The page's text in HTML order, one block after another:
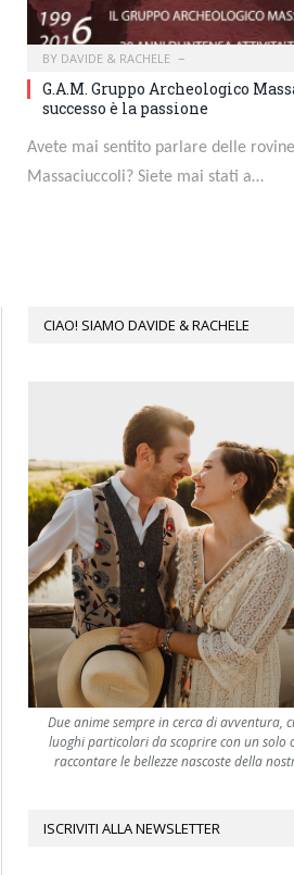
BY DAVIDE & RACHELE
G.A.M. Gruppo Archeologico
successo è la passione
Avete mai sentito parlare delle
Massaciuccoli? Siete mai stati a…
CIAO! SIAMO DAVIDE & RACHELE
Due anime sempre in cerca di avventura,
luoghi particolari da scoprire con un solo
raccontare le bellezze nascoste della
ISCRIVITI ALLA NEWSLETTER